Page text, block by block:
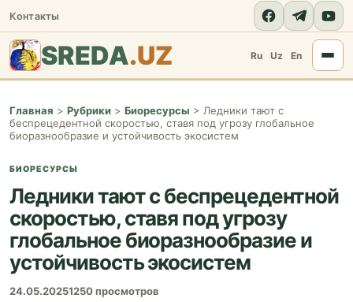
Контакты
SREDA.UZ Ru Uz En
Главная > Рубрики > Биоресурсы > Ледники тают с
беспрецедентной скоростью, ставя под угрозу глобальное
биоразнообразие и устойчивость экосистем
БИОРЕСУРСЫ
Ледники тают с беспрецедентной
скоростью, ставя под угрозу
глобальное биоразнообразие и
устойчивость экосистем
24.05.20251250 просмотров